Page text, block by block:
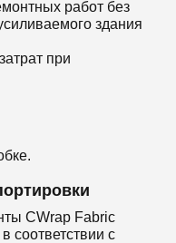
работ без
здания
при
CWrap Fabric
соответствии с